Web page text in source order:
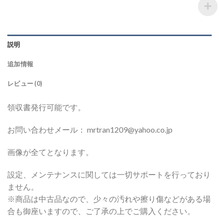
説明
追加情報
レビュー (0)
領収書発行可能です。
お問い合わせメール： mrtran1209@yahoo.co.jp
画像が全てとなります。
設定、メンテナンスに関しては一切サポートを行っており
ません。
※商品は中古品なので、少々の汚れや擦り傷などがある場
合も御座いますので、ご了承の上でご購入ください。